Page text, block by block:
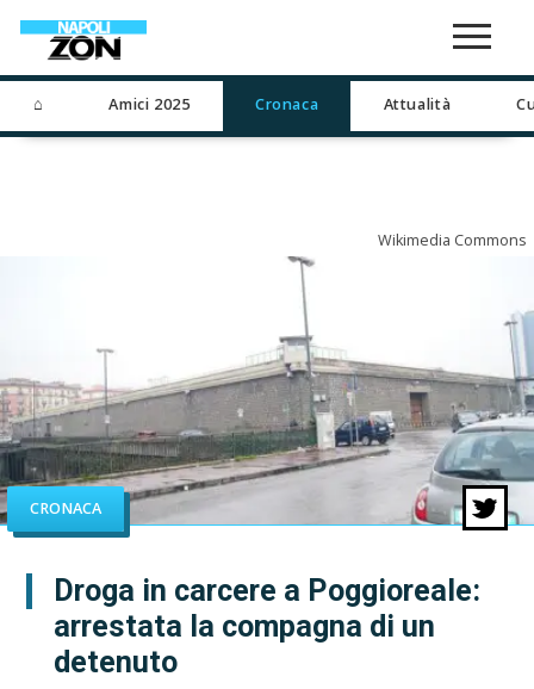
⌂ Amici 2025 Cronaca Attualità
Wikimedia Commons
CRONACA
Droga in carcere a Poggioreale:
arrestata la compagna di un
detenuto